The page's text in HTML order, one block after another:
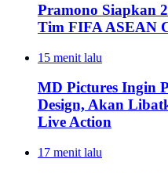
Pramono Siapkan
Tim FIFA ASEAN
15 menit lalu
MD Pictures Ingin
Design, Akan
Live Action
17 menit lalu